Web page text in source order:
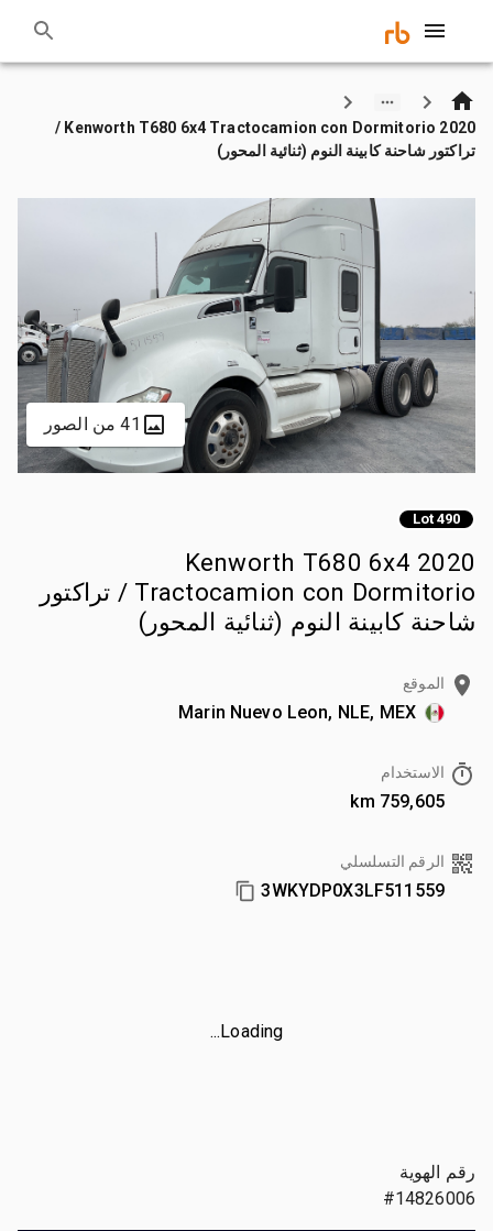
2020 Kenworth T680 6x4 Tractocamion con Dormitorio /
تراكتور شاحنة كابينة النوم (ثنائية المحور)
41 من الصور
Lot 490
2020 Kenworth T680 6x4
Tractocamion con Dormitorio / تراكتور
شاحنة كابينة النوم (ثنائية المحور)
الموقع
Marin Nuevo Leon, NLE, MEX
الاستخدام
759,605 km
الرقم التسلسلي
3WKYDP0X3LF511559
Loading...
رقم الهوية
#14826006